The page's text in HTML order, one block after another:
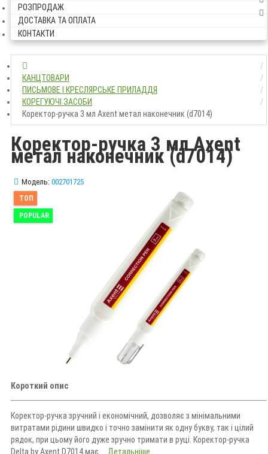
РОЗПРОДАЖ
ДОСТАВКА ТА ОПЛАТА
КОНТАКТИ
КАНЦТОВАРИ
ПИСЬМОВЕ І КРЕСЛЯРСЬКЕ ПРИЛАДДЯ
КОРЕГУЮЧІ ЗАСОБИ
Коректор-ручка 3 мл Axent метал наконечник (d7014)
Коректор-ручка 3 мл Axent
метал наконечник (d7014)
Модель: 002701725
ТОП
POPULAR
Короткий опис
Коректор-ручка зручний і економічний, дозволяє з мінімальними
витратами рідини швидко і точно замінити як одну букву, так і цілий
рядок, при цьому його дуже зручно тримати в руці. Коректор-ручка
Delta by Axent D7014 має ... Детальніше...